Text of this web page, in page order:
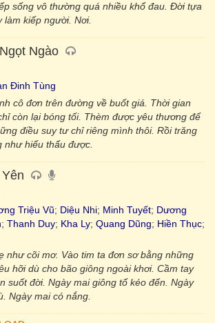
sống vô thường quá nhiều khổ đau. Đời tựa
làm kiếp người. Nơi.
Ngào
Đinh Tùng
cô đơn trên đường về buốt giá. Thời gian
còn lại bóng tối. Thèm được yêu thương để
điều suy tư chỉ riêng mình thôi. Rồi trăng
như hiểu thấu được.
Triệu Vũ; Diệu Nhi; Minh Tuyết; Dương
; Thanh Duy; Kha Ly; Quang Dũng; Hiền Thục;
như cõi mơ. Vào tim ta đơn sơ bằng những
hỡi dù cho bão giông ngoài khơi. Cầm tay
suốt đời. Ngày mai giông tố kéo đến. Ngày
Ngày mai có nắng.